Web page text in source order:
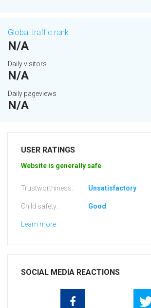
Global traffic rank
N/A
Daily visitors
N/A
Daily pageviews
N/A
USER RATINGS
Website is generally safe
Trustworthiness: Unsatisfactory
Child safety: Good
Learn more
SOCIAL MEDIA REACTIONS